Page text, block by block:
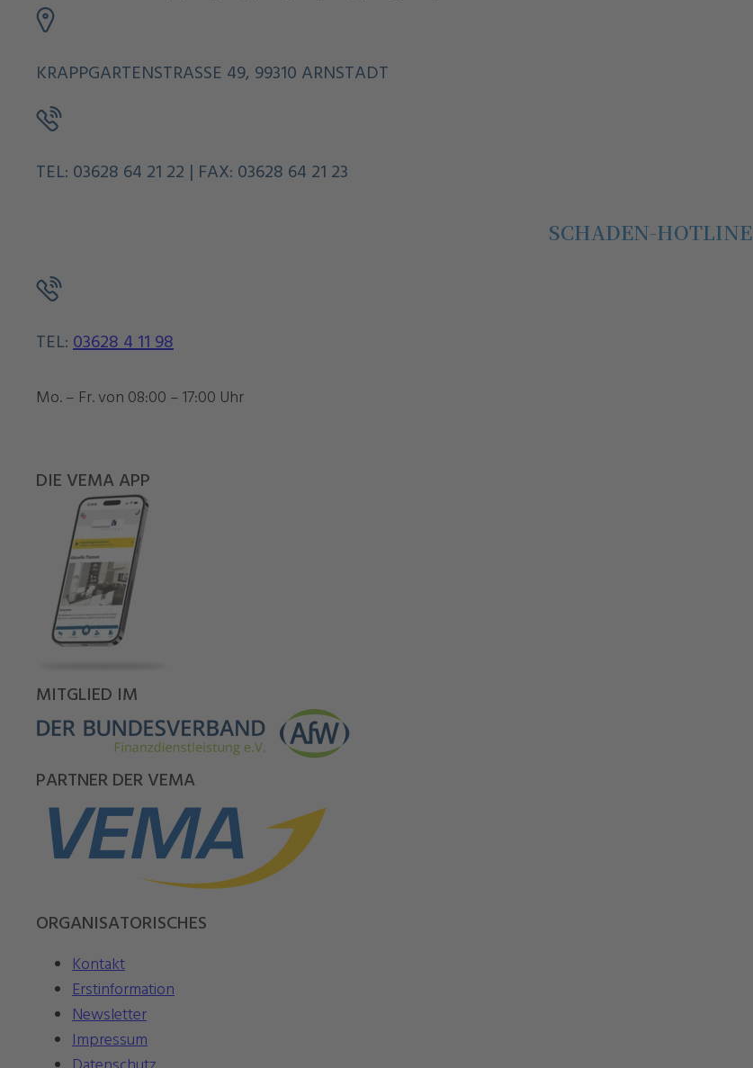
KRAPPGARTENSTRASSE 49, 99310 ARNSTADT
TEL: 03628 64 21 22 | FAX: 03628 64 21 23
SCHADEN-HOTLINE
TEL:03628 4 11 98
Mo. – Fr. von 08:00 – 17:00 Uhr
DIE VEMA APP
MITGLIED IM
PARTNER DER VEMA
ORGANISATORISCHES
Kontakt
Erstinformation
Newsletter
Impressum